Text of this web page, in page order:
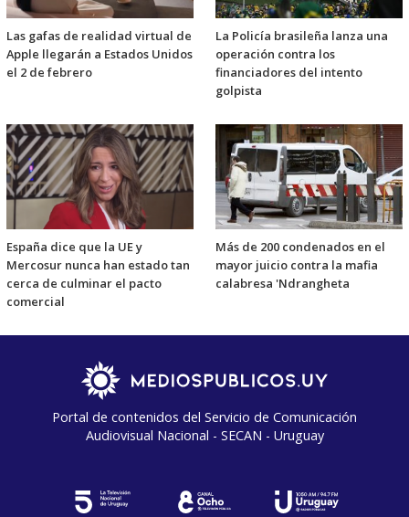
Las gafas de realidad virtual de
Apple llegarán a Estados Unidos
el 2 de febrero
La Policía brasileña lanza una
operación contra los
financiadores del intento
golpista
España dice que la UE y
Mercosur nunca han estado tan
cerca de culminar el pacto
comercial
Más de 200 condenados en el
mayor juicio contra la mafia
calabresa 'Ndrangheta
Portal de contenidos del Servicio de Comunicación
Audiovisual Nacional - SECAN - Uruguay